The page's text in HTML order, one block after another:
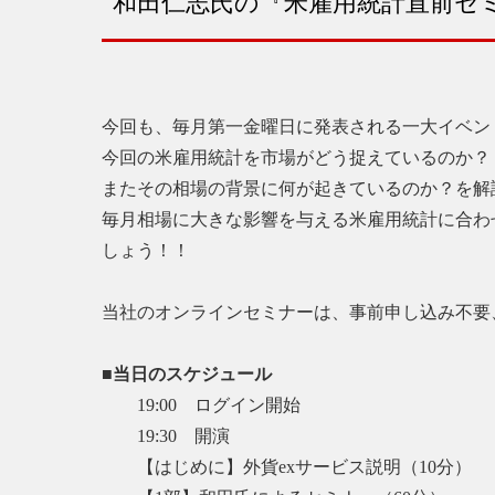
今回も、毎月第一金曜日に発表される一大イベ
今回の米雇用統計を市場がどう捉えているのか？
またその相場の背景に何が起きているのか？を
毎月相場に大きな影響を与える米雇用統計に合
しょう！！
当社のオンラインセミナーは、事前申し込み不
■当日のスケジュール
19:00 ログイン開始
19:30 開演
【はじめに】外貨exサービス説明（10分）